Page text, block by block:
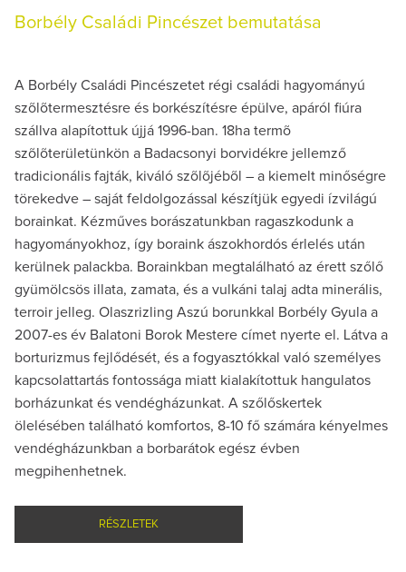
Borbély Családi Pincészet bemutatása
A Borbély Családi Pincészetet régi családi hagyományú
szõlõtermesztésre és borkészítésre épülve, apáról fiúra
szállva alapítottuk újjá 1996-ban. 18ha termõ
szõlõterületünkön a Badacsonyi borvidékre jellemző
tradicionális fajták, kiváló szõlõjébõl – a kiemelt minőségre
törekedve – saját feldolgozással készítjük egyedi ízvilágú
borainkat. Kézműves borászatunkban ragaszkodunk a
hagyományokhoz, így boraink ászokhordós érlelés után
kerülnek palackba. Borainkban megtalálható az érett szőlő
gyümölcsös illata, zamata, és a vulkáni talaj adta minerális,
terroir jelleg. Olaszrizling Aszú borunkkal Borbély Gyula a
2007-es év Balatoni Borok Mestere címet nyerte el. Látva a
borturizmus fejlődését, és a fogyasztókkal való személyes
kapcsolattartás fontossága miatt kialakítottuk hangulatos
borházunkat és vendégházunkat. A szőlőskertek
ölelésében található komfortos, 8-10 fő számára kényelmes
vendégházunkban a borbarátok egész évben
megpihenhetnek.
RÉSZLETEK